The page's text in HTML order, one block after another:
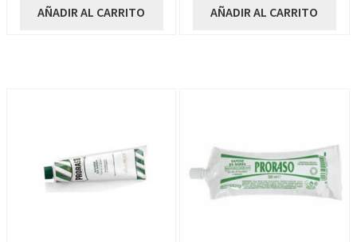
AÑADIR AL CARRITO AÑADIR AL CARRITO